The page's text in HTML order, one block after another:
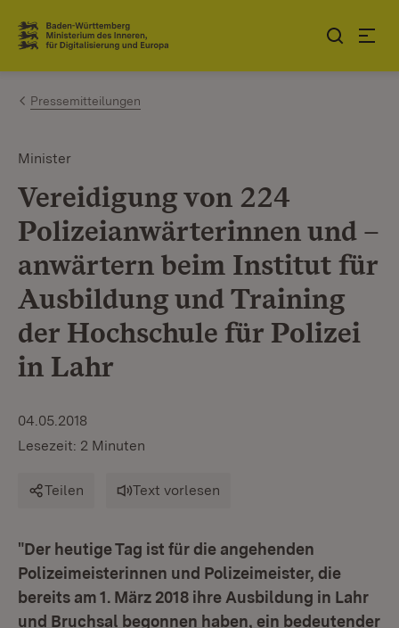
Zum Inhalt springen
Link zur Startseite
Pressemitteilungen
Minister
Vereidigung von 224
Polizeianwärterinnen und –
anwärtern beim Institut für
Ausbildung und Training
der Hochschule für Polizei
in Lahr
04.05.2018
Lesezeit: 2 Minuten
Teilen Text vorlesen
"Der heutige Tag ist für die angehenden
Polizeimeisterinnen und Polizeimeister, die
bereits am 1. März 2018 ihre Ausbildung in Lahr
und Bruchsal begonnen haben, ein bedeutender